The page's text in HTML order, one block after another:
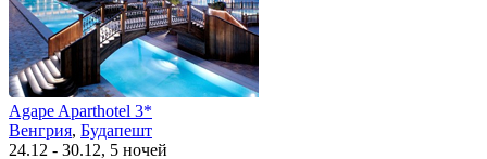
Agape Aparthotel 3*
Венгрия, Будапешт
24.12 - 30.12, 5 ночей